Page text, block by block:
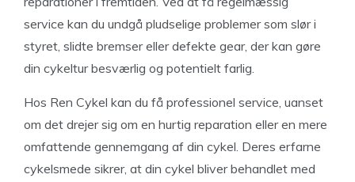
service kan du undgå pludselige problemer som slør i
styret, slidte bremser eller defekte gear, der kan gøre
din cykeltur besværlig og potentielt farlig.
Hos Ren Cykel kan du få professionel service, uanset
om det drejer sig om en hurtig reparation eller en mere
omfattende gennemgang af din cykel. Deres erfarne
cykelsmede sikrer, at din cykel bliver behandlet med